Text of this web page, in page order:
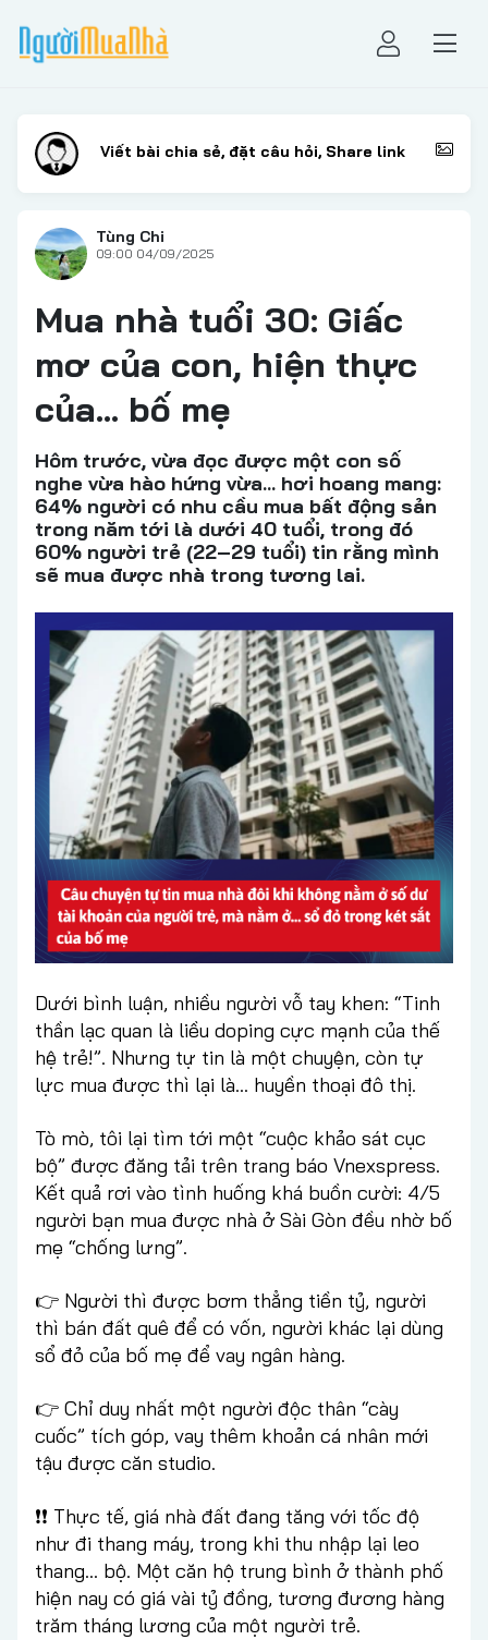
Tùng Chi
09:00 04/09/2025
Mua nhà tuổi 30: Giấc
mơ của con, hiện thực
của… bố mẹ
Hôm trước, vừa đọc được một con số
nghe vừa hào hứng vừa… hơi hoang mang:
64% người có nhu cầu mua bất động sản
trong năm tới là dưới 40 tuổi, trong đó
60% người trẻ (22–29 tuổi) tin rằng mình
sẽ mua được nhà trong tương lai.
Dưới bình luận, nhiều người vỗ tay khen: “Tinh
thần lạc quan là liều doping cực mạnh của thế
hệ trẻ!”. Nhưng tự tin là một chuyện, còn tự
lực mua được thì lại là… huyền thoại đô thị.
Tò mò, tôi lại tìm tới một “cuộc khảo sát cục
bộ” được đăng tải trên trang báo Vnexspress.
Kết quả rơi vào tình huống khá buồn cười: 4/5
người bạn mua được nhà ở Sài Gòn đều nhờ bố
mẹ “chống lưng”.
👉 Người thì được bơm thẳng tiền tỷ, người
thì bán đất quê để có vốn, người khác lại dùng
sổ đỏ của bố mẹ để vay ngân hàng.
👉 Chỉ duy nhất một người độc thân “cày
cuốc” tích góp, vay thêm khoản cá nhân mới
tậu được căn studio.
❗️❗️ Thực tế, giá nhà đất đang tăng với tốc độ
như đi thang máy, trong khi thu nhập lại leo
thang… bộ. Một căn hộ trung bình ở thành phố
hiện nay có giá vài tỷ đồng, tương đương hàng
trăm tháng lương của một người trẻ.